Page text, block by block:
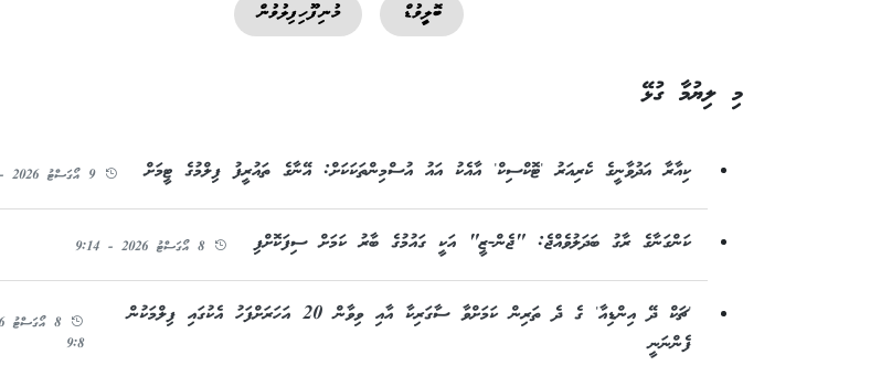
ބޮލީވުޑް މުނިފޫހިފިލުވުން
މި ލިޔުމާ ގުޅޭ
ކިއާރާ އަދުވާނީގެ ކެރިއަރު 'ޓޮކްސިކް' އާއެކު އައު އުސްމިންތަކަކަށް: އޭނާގެ ތައުރީފު ފިލްމުގެ ޓީމަށް 9 އޯގަސްޓު 2026 - 9:24
ކަންގަނާގެ ރާގު ބަދަލުވެއްޖެ: "ޖެން-ޒީ" އަކީ ގައުމުގެ ބާރު ކަމަށް ސިފަކޮށްފި 8 އޯގަސްޓު 2026 - 9:14
'ޗަކް ދޭ އިންޑިއާ' ގެ ދެ ތަރިން ކަމަށްވާ ސާގަރިކާ އާއި ވިވާން 20 އަހަރަށްފަހު އެކުގައި ފިލްމަކުން
ފެންނަނީ
9:8